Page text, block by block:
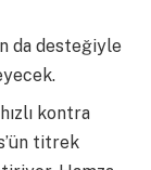
da desteğiyle
kontra
titrek